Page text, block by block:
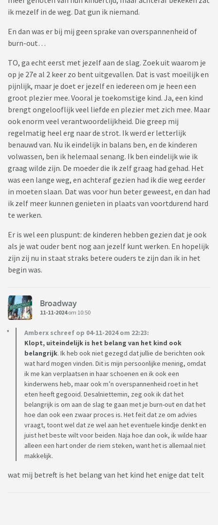
ik mezelf in de weg. Dat gun ik niemand.
En dan was er bij mij geen sprake van overspannenheid of
burn-out…
TO, ga echt eerst met jezelf aan de slag. Zoek uit waarom je
op je 27e al 2 keer zo bent uitgevallen. Dat is vast moeilijk en
pijnlijk, maar je doet er jezelf en iedereen om je heen een
groot plezier mee. Vooral je toekomstige kind. Ja, een kind
brengt ongelooflijk veel liefde en plezier met zich mee. Maar
ook enorm veel verantwoordelijkheid. Die greep mij
regelmatig heel erg naar de strot. Ik werd er letterlijk
benauwd van. Nu ik eindelijk in balans ben, en de kinderen
volwassen, ben ik helemaal senang. Ik ben eindelijk wie ik
graag wilde zijn. De moeder die ik zelf graag had gehad. Het
was een lange weg, en achteraf gezien had ik die weg eerder
in moeten slaan. Dat was voor hun beter geweest, en dan had
ik zelf meer kunnen genieten in plaats van voortdurend hard
te werken.
Er is wel een pluspunt: de kinderen hebben gezien dat je ook
als je wat ouder bent nog aan jezelf kunt werken. En hopelijk
zijn zij nu in staat straks betere ouders te zijn dan ik in het
begin was.
Broadway
11-11-2024om 10:50
Amberx schreef op 04-11-2024 om 22:23:
Klopt, uiteindelijk is het belang van het kind ook
belangrijk. Ik heb ook niet gezegd dat jullie de berichten ook
wat hard mogen vinden. Dit is mijn persoonlijke mening, omdat
ik me kan verplaatsen in haar schoenen en ik ook een
kinderwens heb, maar ook m’n overspannenheid roet in het
eten heeft gegooid. Desalniettemin, zeg ook ik dat het
belangrijk is om aan de slag te gaan met je burn-out en dat het
hoe dan ook een zwaar proces is. Het feit dat ze om advies
vraagt, toont wel dat ze wel aan het eventuele kindje denkt en
juist het beste wilt voor beiden. Naja hoe dan ook, ik wilde haar
alleen een hart onder de riem steken, want het is allemaal niet
makkelijk.
wat mij betreft is het belang van het kind het enige dat telt